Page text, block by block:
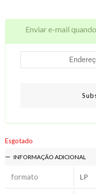
Enviar e-mail
Esgotado
INFORMAÇÃO ADICIONAL
formato LP